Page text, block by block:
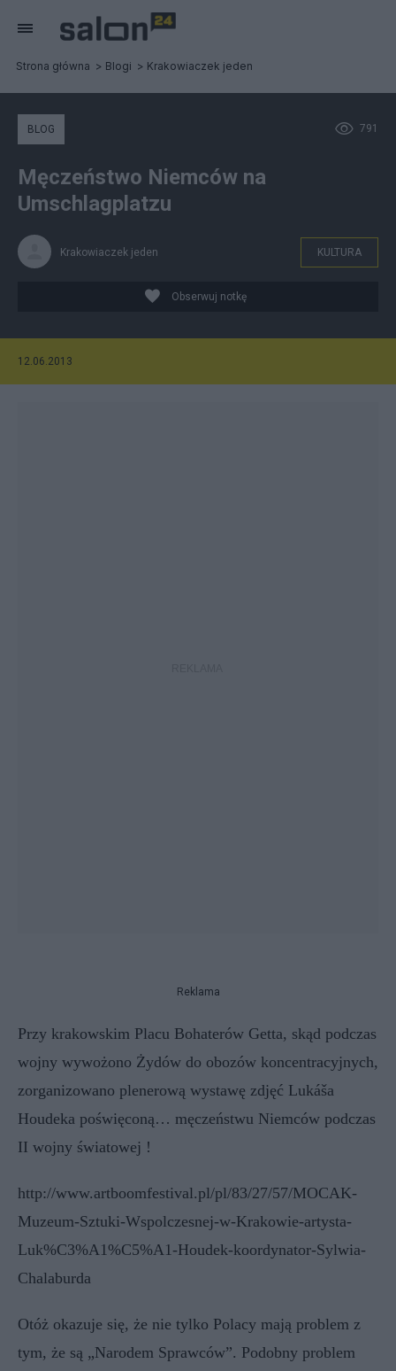
Strona główna Blogi Krakowiaczek jeden
791
BLOG
Męczeństwo Niemców na
Umschlagplatzu
Krakowiaczek jeden KULTURA
Obserwuj notkę
12.06.2013
Reklama
Przy krakowskim Placu Bohaterów Getta, skąd podczas
wojny wywożono Żydów do obozów koncentracyjnych,
zorganizowano plenerową wystawę zdjęć Lukáša
Houdeka poświęconą… męczeństwu Niemców podczas
II wojny światowej !
http://www.artboomfestival.pl/pl/83/27/57/MOCAK-
Muzeum-Sztuki-Wspolczesnej-w-Krakowie-artysta-
Luk%C3%A1%C5%A1-Houdek-koordynator-Sylwia-
Chalaburda
Otóż okazuje się, że nie tylko Polacy mają problem z
tym, że są „Narodem Sprawców”. Podobny problem